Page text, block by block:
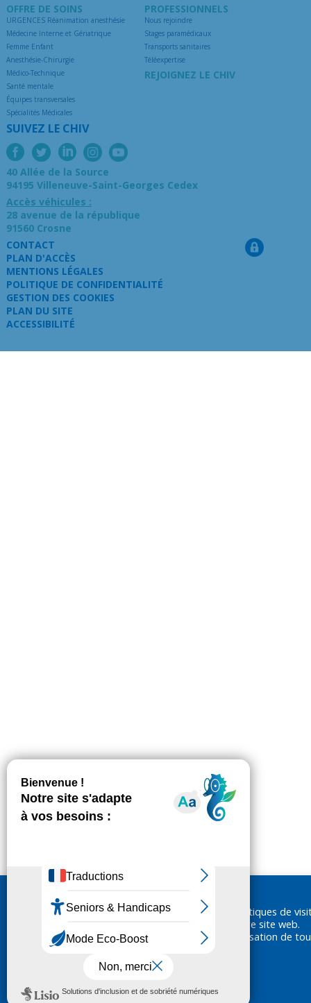
OFFRE DE SOINS
URGENCES Réanimation anesthésie
Médecine Interne et Gériatrique
Femme Enfant
Anesthésie-Chirurgie
Médico-Technique
Santé mentale
Équipes transversales
Spécialités Médicales
PROFESSIONNELS
Nous rejoindre
Stages paramédicaux
Transports sanitaires
Téléexpertise
REJOIGNEZ LE CHIV
SUIVEZ LE CHIV
40 Allée de la Source
94195 Villeneuve-Saint-Georges Cedex
Accès véhicules :
28 avenue de la république
91560 Crosne
CONTACT
PLAN D'ACCÈS
MENTIONS LÉGALES
POLITIQUE DE CONFIDENTIALITÉ
GESTION DES COOKIES
PLAN DU SITE
ACCESSIBILITÉ
Nous utilisons des cookies pour réaliser des statistiques de
ainsi vous garantir la meilleure expérience sur notre site web.
En cliquant sur «Accepter», vous consentez à l'utilisation de
cookies.En savoir plus
Configurer les cookies